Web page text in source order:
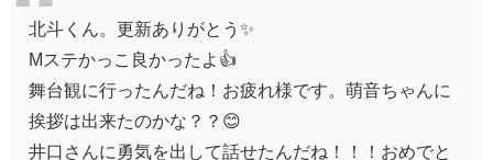
北斗くん。更新ありがとう✨
Mステかっこ良かったよ👍
舞台観に行ったんだね！お疲れ様です。萌音ちゃんに
挨拶は出来たのかな？？😊
井口さんに勇気を出して話せたんだね！！！おめでと